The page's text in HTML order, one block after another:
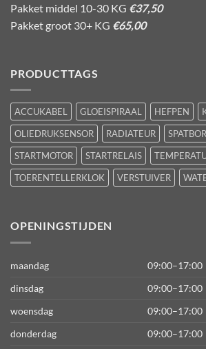
Pakket middel 10-30 KG €37,50
Pakket groot 30+ KG €65,00
PRODUCTTAGS
ACCUKABEL GLOEISPIRAAL HEFPEN
OLIEDRUKSENSOR
RADIATEUR
STARTMOTOR
STARTRELAIS
TOERENTELLERKLOK
VERSTUIVER
OPENINGSTIJDEN
maandag
09:00–17:00
dinsdag
09:00–17:00
woensdag
09:00–17:00
donderdag
09:00–17:00